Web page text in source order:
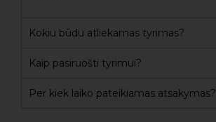
Kokiu būdu atliekamas tyrimas?
Kaip pasiruošti tyrimui?
Per kiek laiko pateikiamas atsakymas?